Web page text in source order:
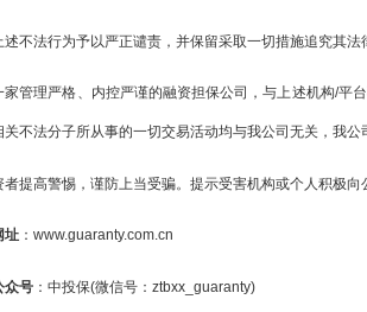
述不法行为予以严正谴责，并保留采取一切措施追究其
家管理严格、内控严谨的融资担保公司，与上述机构/平
不法分子所从事的一切交易活动均与我公司无关，我公
提高警惕，谨防上当受骗。提示受害机构或个人积极向
址：www.guaranty.com.cn
众号：中投保(微信号：ztbxx_guaranty)